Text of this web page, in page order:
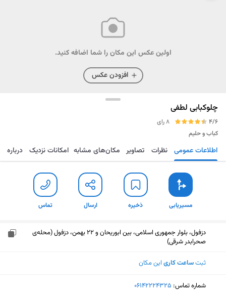
اولین عکس این مکان را شما اضافه کنید.
افزودن عکس
چلوکبابی لطفی
4/6
8 رای
کباب و حلیم
مسیریابی ذخیره ارسال تماس اطلاعات عمومی نظرات تصاویر مکان‌های مشابه امکانات نزدیک درباره
مسیریابی ذخیره ارسال تماس
دزفول، بلوار جمهوری اسلامی، بین ابوریحان و 22 بهمن، دزفول (محله‌ی
صحرابدر شرقی)
ثبتساعت کاری این مکان
شماره تماس: ‎06142224325